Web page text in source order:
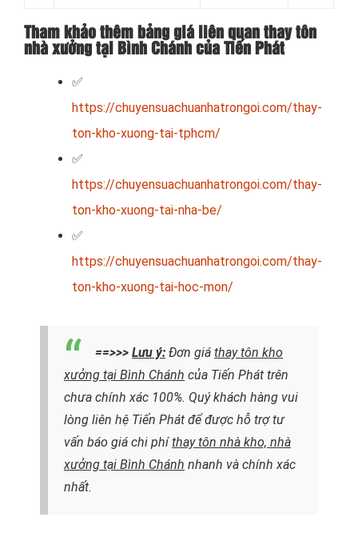
Tham khảo thêm bảng giá liên quan thay tôn
nhà xưởng tại Bình Chánh của Tiến Phát
✅
https://chuyensuachuanhatrongoi.com/thay-
ton-kho-xuong-tai-tphcm/
✅
https://chuyensuachuanhatrongoi.com/thay-
ton-kho-xuong-tai-nha-be/
✅
https://chuyensuachuanhatrongoi.com/thay-
ton-kho-xuong-tai-hoc-mon/
==>>> Lưu ý: Đơn giá thay tôn kho
xưởng tại Bình Chánh của Tiến Phát trên
chưa chính xác 100%. Quý khách hàng vui
lòng liên hệ Tiến Phát để được hỗ trợ tư
vấn báo giá chi phíthay tôn nhà kho, nhà
xưởng tại Bình Chánh nhanh và chính xác
nhất.